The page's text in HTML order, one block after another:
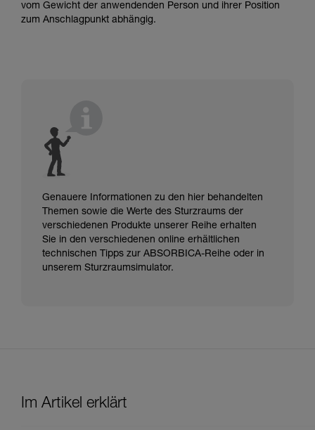
vom Gewicht der anwendenden Person und ihrer Position
zum Anschlagpunkt abhängig.
Genauere Informationen zu den hier behandelten
Themen sowie die Werte des Sturzraums der
verschiedenen Produkte unserer Reihe erhalten
Sie in den verschiedenen online erhältlichen
technischen Tipps zur ABSORBICA-Reihe oder in
unserem Sturzraumsimulator.
Im Artikel erklärt